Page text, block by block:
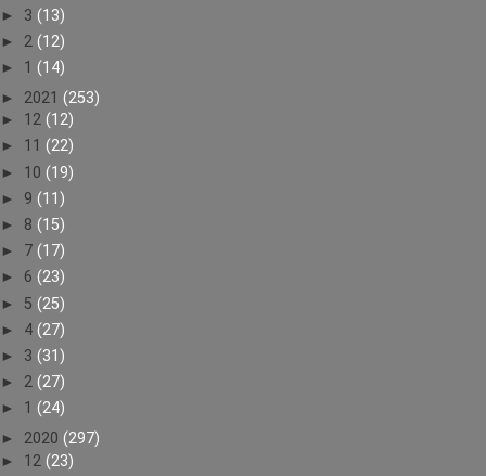
► 3 (13)
► 2 (12)
► 1 (14)
► 2021 (253)
► 12 (12)
► 11 (22)
► 10 (19)
► 9 (11)
► 8 (15)
► 7 (17)
► 6 (23)
► 5 (25)
► 4 (27)
► 3 (31)
► 2 (27)
► 1 (24)
► 2020 (297)
► 12 (23)